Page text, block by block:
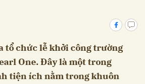
tổ chức lễ khởi công trường
One. Đây là một trong
tiện ích nằm trong khuôn